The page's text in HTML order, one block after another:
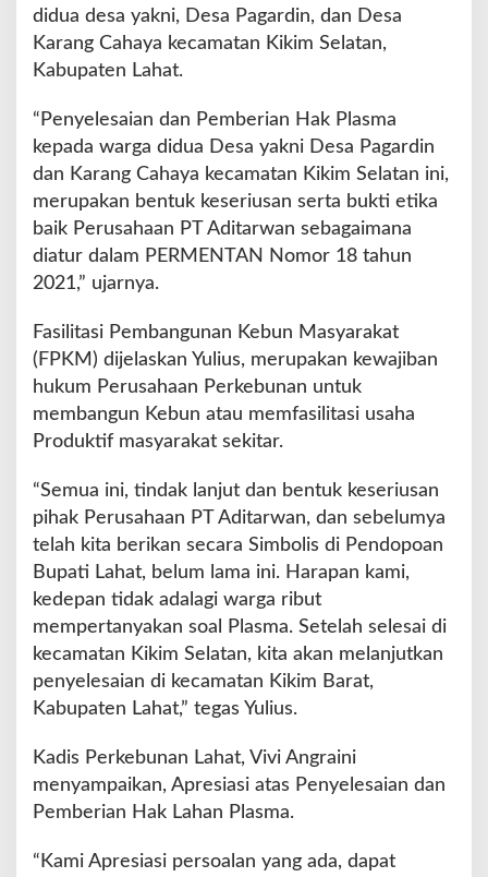
didua desa yakni, Desa Pagardin, dan Desa
Karang Cahaya kecamatan Kikim Selatan,
Kabupaten Lahat.
“Penyelesaian dan Pemberian Hak Plasma
kepada warga didua Desa yakni Desa Pagardin
dan Karang Cahaya kecamatan Kikim Selatan ini,
merupakan bentuk keseriusan serta bukti etika
baik Perusahaan PT Aditarwan sebagaimana
diatur dalam PERMENTAN Nomor 18 tahun
2021,” ujarnya.
Fasilitasi Pembangunan Kebun Masyarakat
(FPKM) dijelaskan Yulius, merupakan kewajiban
hukum Perusahaan Perkebunan untuk
membangun Kebun atau memfasilitasi usaha
Produktif masyarakat sekitar.
“Semua ini, tindak lanjut dan bentuk keseriusan
pihak Perusahaan PT Aditarwan, dan sebelumya
telah kita berikan secara Simbolis di Pendopoan
Bupati Lahat, belum lama ini. Harapan kami,
kedepan tidak adalagi warga ribut
mempertanyakan soal Plasma. Setelah selesai di
kecamatan Kikim Selatan, kita akan melanjutkan
penyelesaian di kecamatan Kikim Barat,
Kabupaten Lahat,” tegas Yulius.
Kadis Perkebunan Lahat, Vivi Angraini
menyampaikan, Apresiasi atas Penyelesaian dan
Pemberian Hak Lahan Plasma.
“Kami Apresiasi persoalan yang ada, dapat